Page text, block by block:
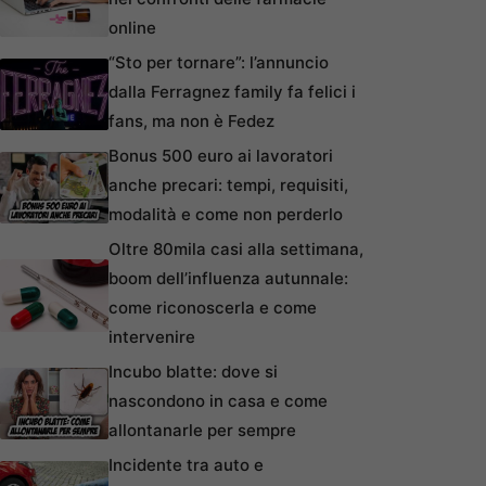
online
“Sto per tornare”: l’annuncio
dalla Ferragnez family fa felici i
fans, ma non è Fedez
Bonus 500 euro ai lavoratori
anche precari: tempi, requisiti,
modalità e come non perderlo
Oltre 80mila casi alla settimana,
boom dell’influenza autunnale:
come riconoscerla e come
intervenire
Incubo blatte: dove si
nascondono in casa e come
allontanarle per sempre
Incidente tra auto e